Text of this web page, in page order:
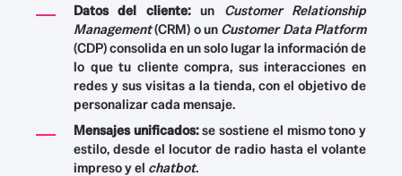
Datos del cliente:un Customer Relationship
Management(CRM) o un Customer Data Platform
(CDP) consolida en un solo lugar la información de
lo que tu cliente compra, sus interacciones en
redes y sus visitas a la tienda, con el objetivo de
personalizar cada mensaje.
Mensajes unificados:se sostiene el mismo tono y
estilo, desde el locutor de radio hasta el volante
impreso y el chatbot.